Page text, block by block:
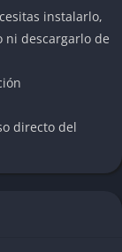
donde cada
aleatorias,
en
de nivel, elige
su
creciente que
instalarlo,
ni descargarlo de
directo del